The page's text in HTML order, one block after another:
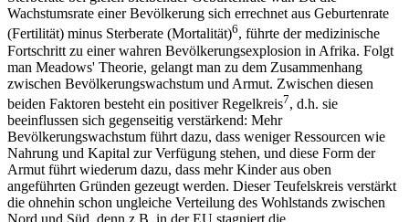
Wachstumsrate einer Bevölkerung sich errechnet aus Geburtenrate
(Fertilität) minus Sterberate (Mortalität)6, führte der medizinische
Fortschritt zu einer wahren Bevölkerungsexplosion in Afrika. Folgt
man Meadows' Theorie, gelangt man zu dem Zusammenhang
zwischen Bevölkerungswachstum und Armut. Zwischen diesen
beiden Faktoren besteht ein positiver Regelkreis7, d.h. sie
beeinflussen sich gegenseitig verstärkend: Mehr
Bevölkerungswachstum führt dazu, dass weniger Ressourcen wie
Nahrung und Kapital zur Verfügung stehen, und diese Form der
Armut führt wiederum dazu, dass mehr Kinder aus oben
angeführten Gründen gezeugt werden. Dieser Teufelskreis verstärkt
die ohnehin schon ungleiche Verteilung des Wohlstands zwischen
Nord und Süd, denn z.B. in der EU stagniert die